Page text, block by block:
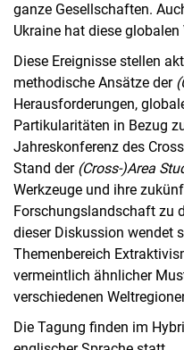
ganze Gesellschaften.
Ukraine hat diese
Diese Ereignisse stellen
methodische Ansätze der
Herausforderungen,
Partikularitäten in Bezug
Jahreskonferenz des
Stand der (Cross-)Area
Werkzeuge und ihre
Forschungslandschaft zu
dieser Diskussion wendet
Themenbereich
vermeintlich ähnlicher
verschiedenen
Die Tagung finden im